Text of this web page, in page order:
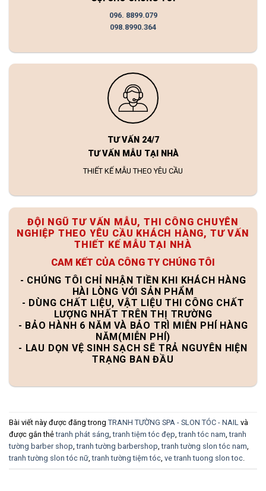
096. 8899.079
098.8990.364
TƯ VẤN 24/7
TƯ VẤN MẪU TẠI NHÀ
THIẾT KẾ MẪU THEO YÊU CẦU
ĐỘI NGŨ TƯ VẤN MẪU, THI CÔNG CHUYÊN
NGHIỆP THEO YÊU CẦU KHÁCH HÀNG, TƯ VẤN
THIẾT KẾ MẪU TẠI NHÀ
CAM KẾT CỦA CÔNG TY CHÚNG TÔI
- CHÚNG TÔI CHỈ NHẬN TIỀN KHI KHÁCH HÀNG
HÀI LÒNG VỚI SẢN PHẨM
- DÙNG CHẤT LIỆU, VẬT LIỆU THI CÔNG CHẤT
LƯỢNG NHẤT TRÊN THỊ TRƯỜNG
- BẢO HÀNH 6 NĂM VÀ BẢO TRÌ MIỄN PHÍ HÀNG
NĂM(MIỄN PHÍ)
- LAU DỌN VỆ SINH SẠCH SẼ TRẢ NGUYÊN HIỆN
TRẠNG BAN ĐẦU
Bài viết này được đăng trong TRANH TƯỜNG SPA - SLON TÓC - NAIL và
được gắn thẻtranh phát sáng ,tranh tiệm tóc đẹp ,tranh tóc nam ,tranh
tường barber shop ,tranh tường barbershop ,tranh tường slon tóc nam
tranh tường slon tóc nữ ,tranh tường tiệm tóc ve tranh tuong slon toc